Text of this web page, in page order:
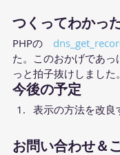
つくってわかっ
PHPの
た。このおかげであっ
っと拍子抜けしました。
今後の予定
表示の方法を改良
お問い合わせ＆